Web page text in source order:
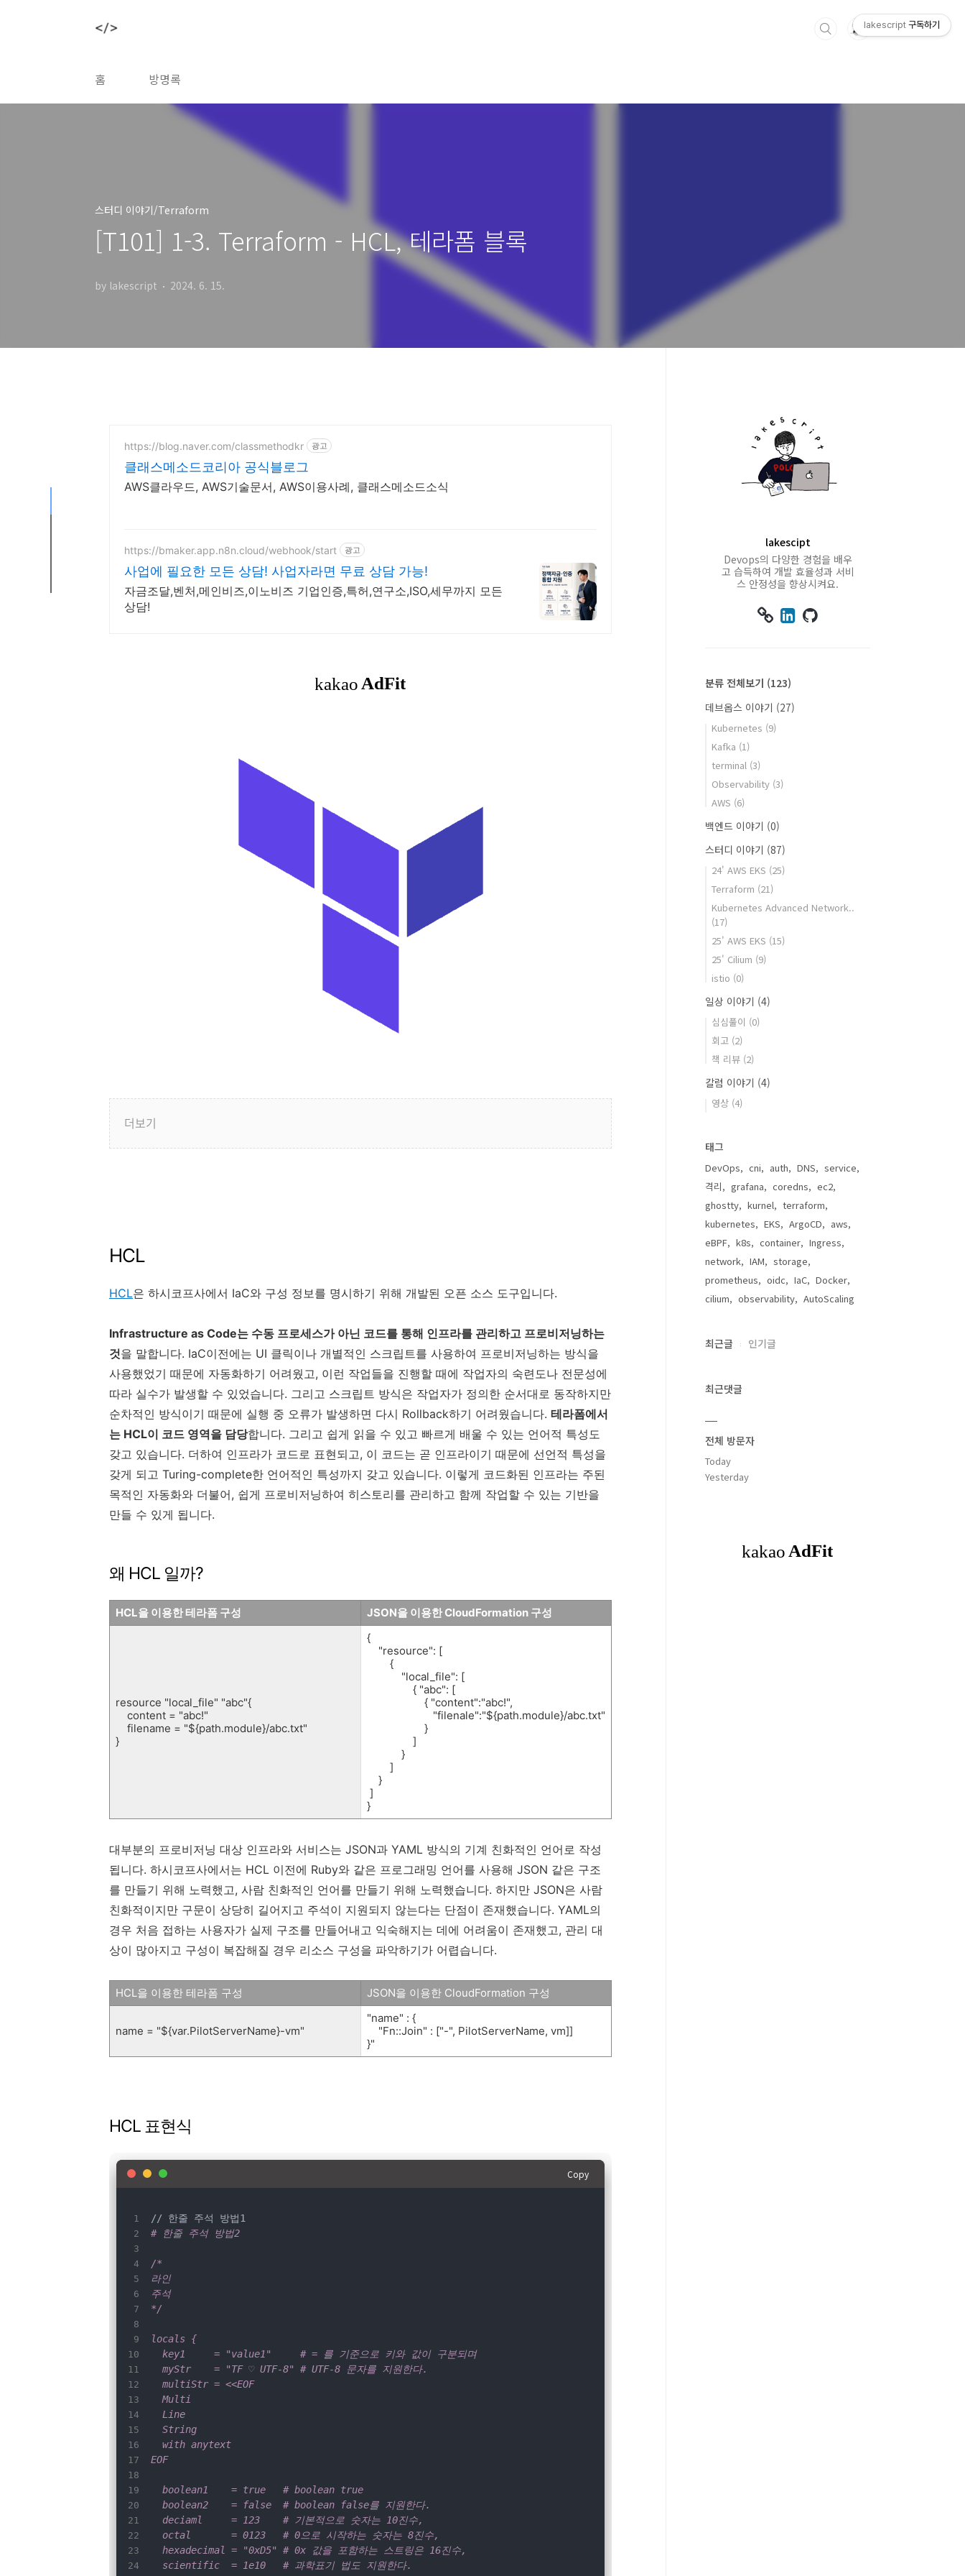
홈 방명록
스터디 이야기/Terraform
[T101] 1-3. Terraform - HCL, 테라폼 블록
by lakescript 2024. 6. 15.
https://blog.naver.com/classmethodkr 광고
클래스메소드코리아 공식블로그
AWS클라우드, AWS기술문서, AWS이용사례, 클래스메소드소식
https://bmaker.app.n8n.cloud/webhook/start 광고
사업에 필요한 모든 상담! 사업자라면 무료 상담 가능!
자금조달,벤처,메인비즈,이노비즈 기업인증,특허,연구소,ISO,세무까지 모든
상담!
더보기
HCL
HCL은 하시코프사에서 IaC와 구성 정보를 명시하기 위해 개발된 오픈 소스 도구입니다.
Infrastructure as Code는 수동 프로세스가 아닌 코드를 통해 인프라를 관리하고 프로비저닝하는
것을 말합니다. IaC이전에는 UI 클릭이나 개별적인 스크립트를 사용하여 프로비저닝하는 방식을
사용했었기 때문에 자동화하기 어려웠고, 이런 작업들을 진행할 때에 작업자의 숙련도나 전문성에
따라 실수가 발생할 수 있었습니다. 그리고 스크립트 방식은 작업자가 정의한 순서대로 동작하지만
순차적인 방식이기 때문에 실행 중 오류가 발생하면 다시 Rollback하기 어려웠습니다. 테라폼에서
는 HCL이 코드 영역을 담당합니다. 그리고 쉽게 읽을 수 있고 빠르게 배울 수 있는 언어적 특성도
갖고 있습니다. 더하여 인프라가 코드로 표현되고, 이 코드는 곧 인프라이기 때문에 선언적 특성을
갖게 되고 Turing-complete한 언어적인 특성까지 갖고 있습니다. 이렇게 코드화된 인프라는 주된
목적인 자동화와 더불어, 쉽게 프로비저닝하여 히스토리를 관리하고 함께 작업할 수 있는 기반을
만들 수 있게 됩니다.
왜 HCL 일까?
HCL을 이용한 테라폼 구성 JSON을 이용한 CloudFormation 구성
resource "local_file" "abc"{
content = "abc!"
filename = "${path.module}/abc.txt"
}
{
"resource": [
{
"local_file": [
{ "abc": [
{ "content":"abc!",
"filenale":"${path.module}/abc.txt"
}
]
}
]
}
]
}
대부분의 프로비저닝 대상 인프라와 서비스는 JSON과 YAML 방식의 기계 친화적인 언어로 작성
됩니다. 하시코프사에서는 HCL 이전에 Ruby와 같은 프로그래밍 언어를 사용해 JSON 같은 구조
를 만들기 위해 노력했고, 사람 친화적인 언어를 만들기 위해 노력했습니다. 하지만 JSON은 사람
친화적이지만 구문이 상당히 길어지고 주석이 지원되지 않는다는 단점이 존재했습니다. YAML의
경우 처음 접하는 사용자가 실제 구조를 만들어내고 익숙해지는 데에 어려움이 존재했고, 관리 대
상이 많아지고 구성이 복잡해질 경우 리소스 구성을 파악하기가 어렵습니다.
HCL을 이용한 테라폼 구성 JSON을 이용한 CloudFormation 구성
name = "${var.PilotServerName}-vm"
"name" : {
"Fn::Join" : ["-", PilotServerName, vm]]
}"
HCL 표현식
Copy
// 한줄 주석 방법1
# 한줄 주석 방법2
/*
라인
주석
*/
locals {
  key1     = "value1"     # = 를 기준으로 키와 값이 구분되며
  myStr    = "TF ♡ UTF-8" # UTF-8 문자를 지원한다.
  multiStr = <<EOF
  Multi
  Line
  String
  with anytext
EOF
  boolean1    = true   # boolean true
  boolean2    = false  # boolean false를 지원한다.
  deciaml     = 123    # 기본적으로 숫자는 10진수,
  octal       = 0123   # 0으로 시작하는 숫자는 8진수,
  hexadecimal = "0xD5" # 0x 값을 포함하는 스트링은 16진수,
  scientific  = 1e10   # 과학표기 법도 지원한다.
lakescipt
Devops의 다양한 경험을 배우
고 습득하여 개발 효율성과 서비
스 안정성을 향상시켜요.
  
분류 전체보기 (123)
데브옵스 이야기 (27)
Kubernetes (9)
Kafka (1)
terminal (3)
Observability (3)
AWS (6)
백엔드 이야기 (0)
스터디 이야기 (87)
24' AWS EKS (25)
Terraform (21)
Kubernetes Advanced Network..
(17)
25' AWS EKS (15)
25' Cilium (9)
istio (0)
일상 이야기 (4)
심심풀이 (0)
회고 (2)
책 리뷰 (2)
칼럼 이야기 (4)
영상 (4)
태그
DevOps cni auth DNS
service
격리
grafana coredns
ec2
ghostty
kurnel
terraform
kubernetes
EKS ArgoCD
aws
eBPF
k8s container
Ingress
network
IAM
storage
prometheus
oidc IaC
Docker
cilium
observability AutoScaling
최근글 인기글
최근댓글
전체 방문자
Today
Yesterday
lakescript 구독하기